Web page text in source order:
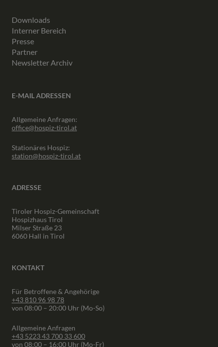
Downloads
Interner Bereich
Presse
Partner
Newsletter Archiv
E-MAIL ADRESSEN
Allgemeine Anfragen:
office@hospiz-tirol.at
Stationäres Hospiz:
station@hospiz-tirol.at
ADRESSE
Tiroler Hospiz-Gemeinschaft
Hospizhaus Tirol
Milser Straße 23
6060 Hall in Tirol
KONTAKT
Für Betroffene & Angehörige
+43 810 96 98 78
von 08:00 – 20:00 Uhr (Mo-So)
Allgemeine Anfragen
+43 5223 43 700 33 600
von 08:00 – 16:00 Uhr (Mo-Fr)